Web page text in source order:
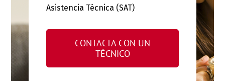
Asistencia Técnica (SAT)
CONTACTA CON UN
TÉCNICO